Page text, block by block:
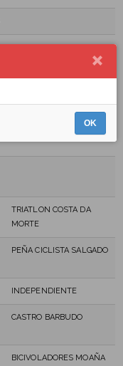
TRIATLON COSTA DA
MORTE
PEÑA CICLISTA SALGADO
INDEPENDIENTE
CASTRO BARBUDO
BICIVOLADORES MOAÑA
OK